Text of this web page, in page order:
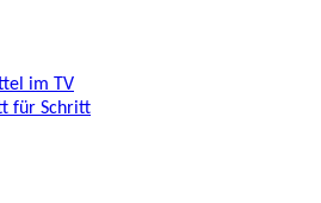
im TV
für Schritt